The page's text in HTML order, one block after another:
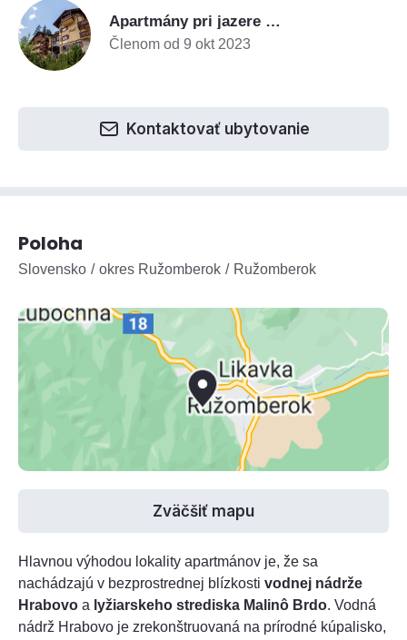
A Apartmány pri jazere Hrabovo
Členom od 9 okt 2023
Kontaktovať ubytovanie
Poloha
Slovensko okres Ružomberok Ružomberok
Zväčšiť mapu
Hlavnou výhodou lokality apartmánov je, že sa
nachádzajú v bezprostrednej blízkosti vodnej nádrže
Hrabovo a lyžiarskeho strediska Malinô Brdo. Vodná
nádrž Hrabovo je zrekonštruovaná na prírodné kúpalisko,